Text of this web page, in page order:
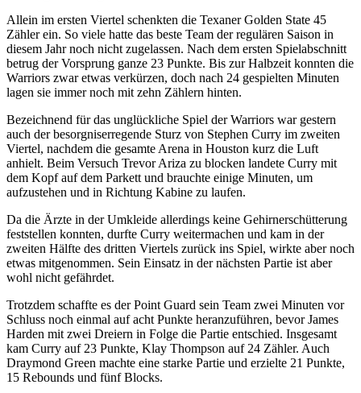
Allein im ersten Viertel schenkten die Texaner Golden State 45
Zähler ein. So viele hatte das beste Team der regulären Saison in
diesem Jahr noch nicht zugelassen. Nach dem ersten Spielabschnitt
betrug der Vorsprung ganze 23 Punkte. Bis zur Halbzeit konnten die
Warriors zwar etwas verkürzen, doch nach 24 gespielten Minuten
lagen sie immer noch mit zehn Zählern hinten.
Bezeichnend für das unglückliche Spiel der Warriors war gestern
auch der besorgniserregende Sturz von Stephen Curry im zweiten
Viertel, nachdem die gesamte Arena in Houston kurz die Luft
anhielt. Beim Versuch Trevor Ariza zu blocken landete Curry mit
dem Kopf auf dem Parkett und brauchte einige Minuten, um
aufzustehen und in Richtung Kabine zu laufen.
Da die Ärzte in der Umkleide allerdings keine Gehirnerschütterung
feststellen konnten, durfte Curry weitermachen und kam in der
zweiten Hälfte des dritten Viertels zurück ins Spiel, wirkte aber noch
etwas mitgenommen. Sein Einsatz in der nächsten Partie ist aber
wohl nicht gefährdet.
Trotzdem schaffte es der Point Guard sein Team zwei Minuten vor
Schluss noch einmal auf acht Punkte heranzuführen, bevor James
Harden mit zwei Dreiern in Folge die Partie entschied. Insgesamt
kam Curry auf 23 Punkte, Klay Thompson auf 24 Zähler. Auch
Draymond Green machte eine starke Partie und erzielte 21 Punkte,
15 Rebounds und fünf Blocks.